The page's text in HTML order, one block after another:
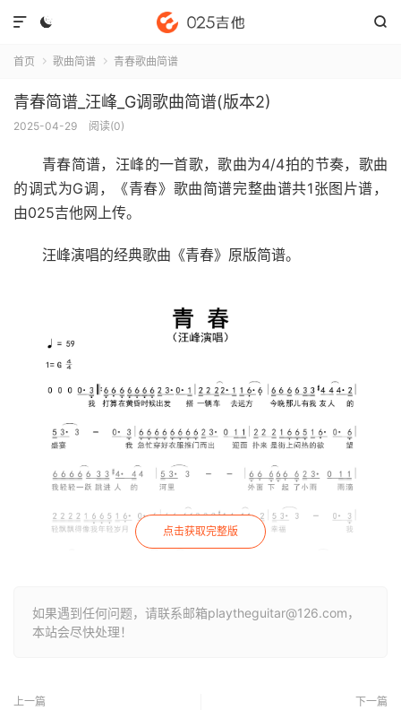
 

首页  歌曲简谱  青春歌曲简谱
青春简谱_汪峰_G调歌曲简谱(版本2)
2025-04-29 阅读(0)
青春简谱，汪峰的一首歌，歌曲为4/4拍的节奏，歌曲
的调式为G调，《青春》歌曲简谱完整曲谱共1张图片谱，
由025吉他网上传。
汪峰演唱的经典歌曲《青春》原版简谱。
点击获取完整版
如果遇到任何问题，请联系邮箱playtheguitar@126.com，
本站会尽快处理！
上一篇 下一篇